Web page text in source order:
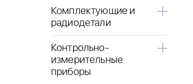
Комплектующие и
радиодетали
Контрольно-
измерительные
приборы